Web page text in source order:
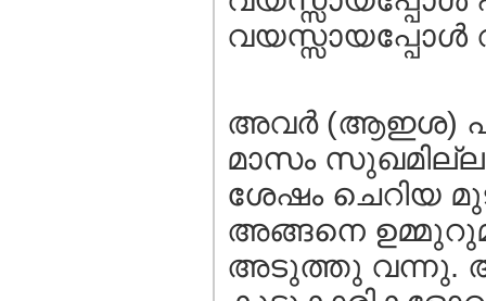
അവര്‍ (ആഇശ)
മാസം
ശേഷം ചെറിയ
അങ്ങനെ
അടുത്തു വന്നു.